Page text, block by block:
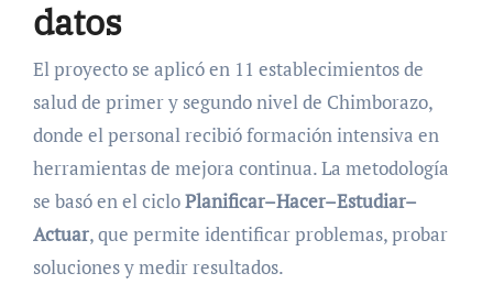
datos
El proyecto se aplicó en 11 establecimientos de
salud de primer y segundo nivel de Chimborazo,
donde el personal recibió formación intensiva en
herramientas de mejora continua. La metodología
se basó en el cicloPlanificar–Hacer–Estudiar–
Actuar, que permite identificar problemas, probar
soluciones y medir resultados.